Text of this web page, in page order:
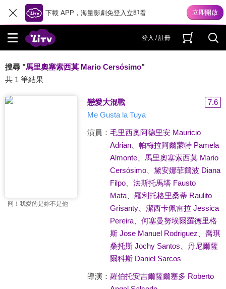
下載 APP，海量影劇免登入立即看
登入 / 註冊
搜尋 "馬里奧塞索西莫 Mario Cersósimo"
共 1 筆結果
冏！我愛的是妳不是他
戀愛大混戰
7.6
Me Gusta la Tuya
演員： 毛里西奧阿德里安 Mauricio
Adrian、 帕梅拉阿爾蒙特 Pamela
Almonte、 馬里奧塞索西莫 Mario
Cersósimo、 黛安娜菲爾波 Diana
Filpo、 法斯托馬塔 Fausto
Mata、 羅利托格里桑蒂 Raulito
Grisanty、 潔西卡佩雷拉 Jessica
Pereira、 何塞曼努埃爾羅德里格
斯 Jose Manuel Rodriguez
喬琪
桑托斯 Jochy Santos
丹尼爾薩
爾科斯 Daniel Sarcos
導演： 羅伯托安吉爾薩爾塞多 Roberto